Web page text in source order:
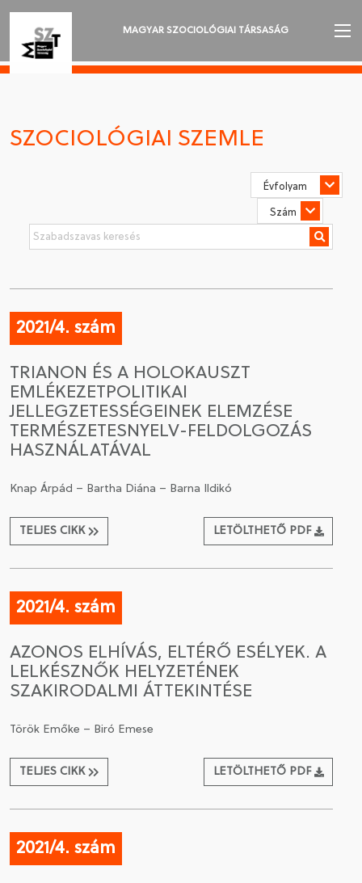
MAGYAR SZOCIOLÓGIAI TÁRSASÁG
SZOCIOLÓGIAI SZEMLE
CSATLAKOZÁS A TÁRSASÁGHOZ / MEGÚJÍTOM A
TAGSÁGOMAT
SZOCIOLÓGIAI SZEMLE
2021/4. szám
TRIANON ÉS A HOLOKAUSZT
EMLÉKEZETPOLITIKAI
JELLEGZETESSÉGEINEK ELEMZÉSE
TERMÉSZETESNYELV-FELDOLGOZÁS
HASZNÁLATÁVAL
Knap Árpád – Bartha Diána – Barna Ildikó
TELJES CIKK LETÖLTHETŐ PDF
2021/4. szám
AZONOS ELHÍVÁS, ELTÉRŐ ESÉLYEK. A
LELKÉSZNŐK HELYZETÉNEK
SZAKIRODALMI ÁTTEKINTÉSE
Török Emőke – Biró Emese
TELJES CIKK LETÖLTHETŐ PDF
2021/4. szám